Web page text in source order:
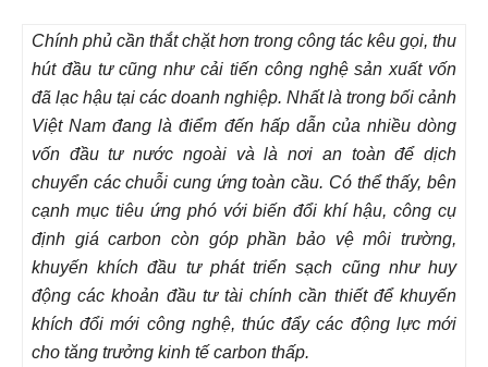
Chính phủ cần thắt chặt hơn trong công tác kêu gọi, thu
hút đầu tư cũng như cải tiến công nghệ sản xuất vốn
đã lạc hậu tại các doanh nghiệp. Nhất là trong bối cảnh
Việt Nam đang là điểm đến hấp dẫn của nhiều dòng
vốn đầu tư nước ngoài và là nơi an toàn để dịch
chuyển các chuỗi cung ứng toàn cầu. Có thể thấy, bên
cạnh mục tiêu ứng phó với biến đổi khí hậu, công cụ
định giá carbon còn góp phần bảo vệ môi trường,
khuyến khích đầu tư phát triển sạch cũng như huy
động các khoản đầu tư tài chính cần thiết để khuyến
khích đổi mới công nghệ, thúc đẩy các động lực mới
cho tăng trưởng kinh tế carbon thấp.